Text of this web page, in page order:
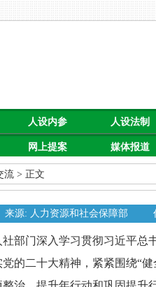
人设内参 人设法制
网上提案 媒体报道
流 > 正文
来源: 人力资源和社会保障部
门深入学习贯彻习近平总
的二十大精神，紧紧围绕“